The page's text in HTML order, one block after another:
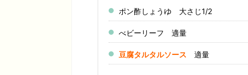
ポン酢しょうゆ 大さじ1/2
べビーリーフ 適量
豆腐タルタルソース 適量